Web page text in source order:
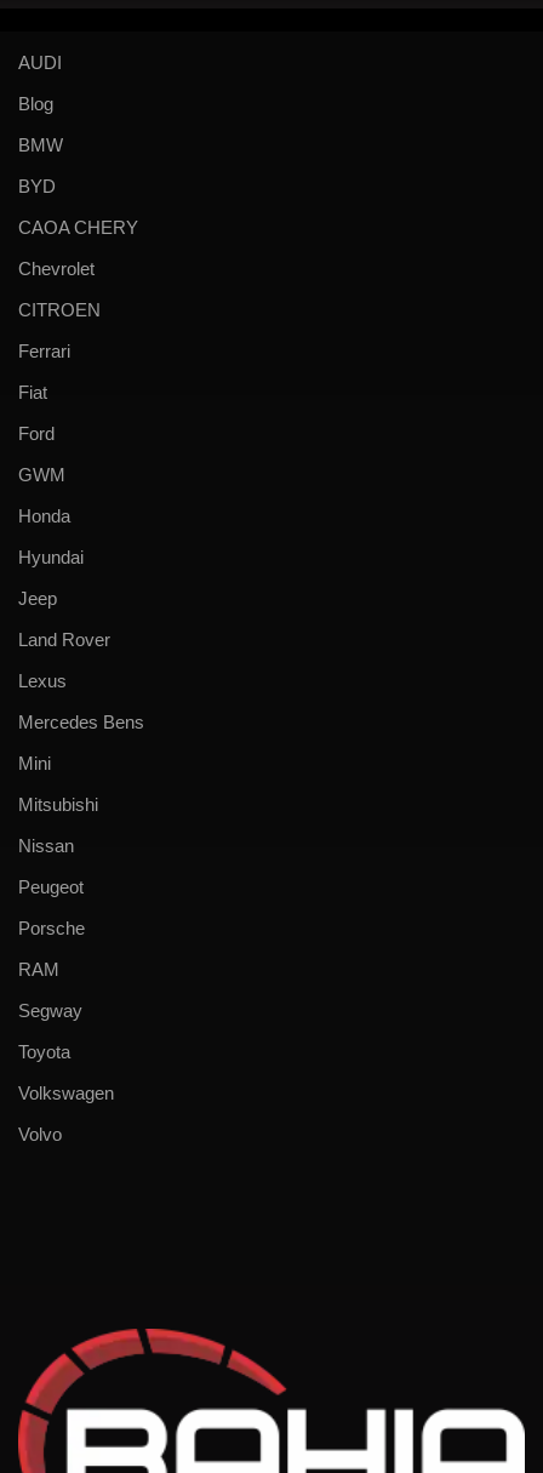
AUDI
Blog
BMW
BYD
CAOA CHERY
Chevrolet
CITROEN
Ferrari
Fiat
Ford
GWM
Honda
Hyundai
Jeep
Land Rover
Lexus
Mercedes Bens
Mini
Mitsubishi
Nissan
Peugeot
Porsche
RAM
Segway
Toyota
Volkswagen
Volvo